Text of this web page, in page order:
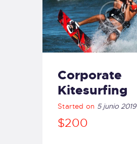
Corporate
Kitesurfing
Started on 5 junio 2019
$200